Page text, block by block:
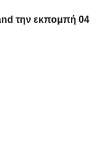
την εκπομπή 04